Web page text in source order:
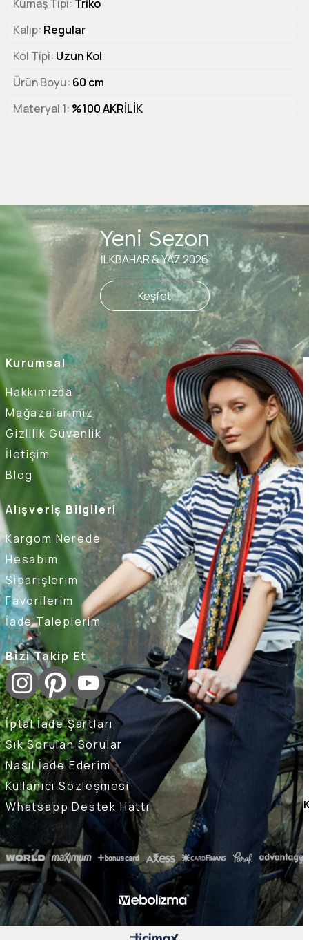
Kumaş Tipi Triko
Kalıp Regular
Kol Tipi Uzun Kol
Ürün Boyu 60 cm
Materyal 1 %100 AKRİLİK
Kurumsal
Hakkımızda
Mağazalarımız
Gizlilik Güvenlik
İletişim
Blog
Alışveriş Bilgileri
Kargom Nerede
Hesabım
Siparişlerim
Favorilerim
İade Taleplerim
Bizi Takip Et
İptal İade Şartları
Sık Sorulan Sorular
Nasıl İade Ederim
Kullanıcı Sözleşmesi
Whatsapp Destek Hattı
Yeni Sezon
İLKBAHAR & YAZ 2026
Keşfet